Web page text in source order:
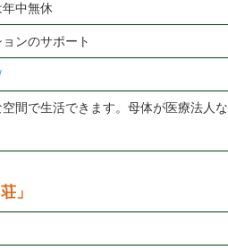
中無休
ンのサポート
間で生活できます。母体が医療法人な
」